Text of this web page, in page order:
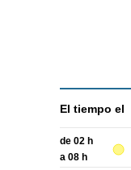
El tiempo el
de 02 h
a 08 h